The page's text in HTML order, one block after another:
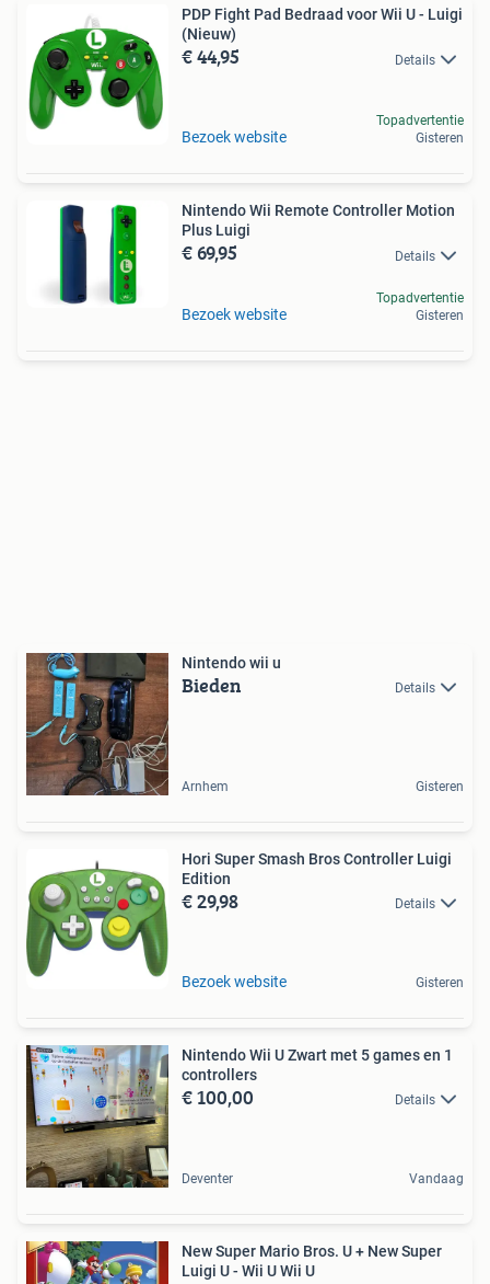
PDP Fight Pad Bedraad voor Wii U - Luigi
(Nieuw)
€ 44,95 Details
Bezoek website
Topadvertentie
Gisteren
Nintendo Wii Remote Controller Motion
Plus Luigi
€ 69,95 Details
Bezoek website
Topadvertentie
Gisteren
Nintendo wii u
Bieden Details
Arnhem Gisteren
Hori Super Smash Bros Controller Luigi
Edition
€ 29,98 Details
Bezoek website Gisteren
Nintendo Wii U Zwart met 5 games en 1
controllers
€ 100,00 Details
Deventer Vandaag
New Super Mario Bros. U + New Super
Luigi U - Wii U Wii U